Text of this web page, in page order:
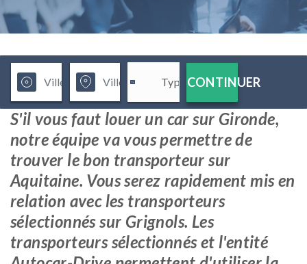
CONTINUER
S'il vous faut louer un car sur Gironde,
notre équipe va vous permettre de
trouver le bon transporteur sur
Aquitaine. Vous serez rapidement mis en
relation avec les transporteurs
sélectionnés sur Grignols. Les
transporteurs sélectionnés et l'entité